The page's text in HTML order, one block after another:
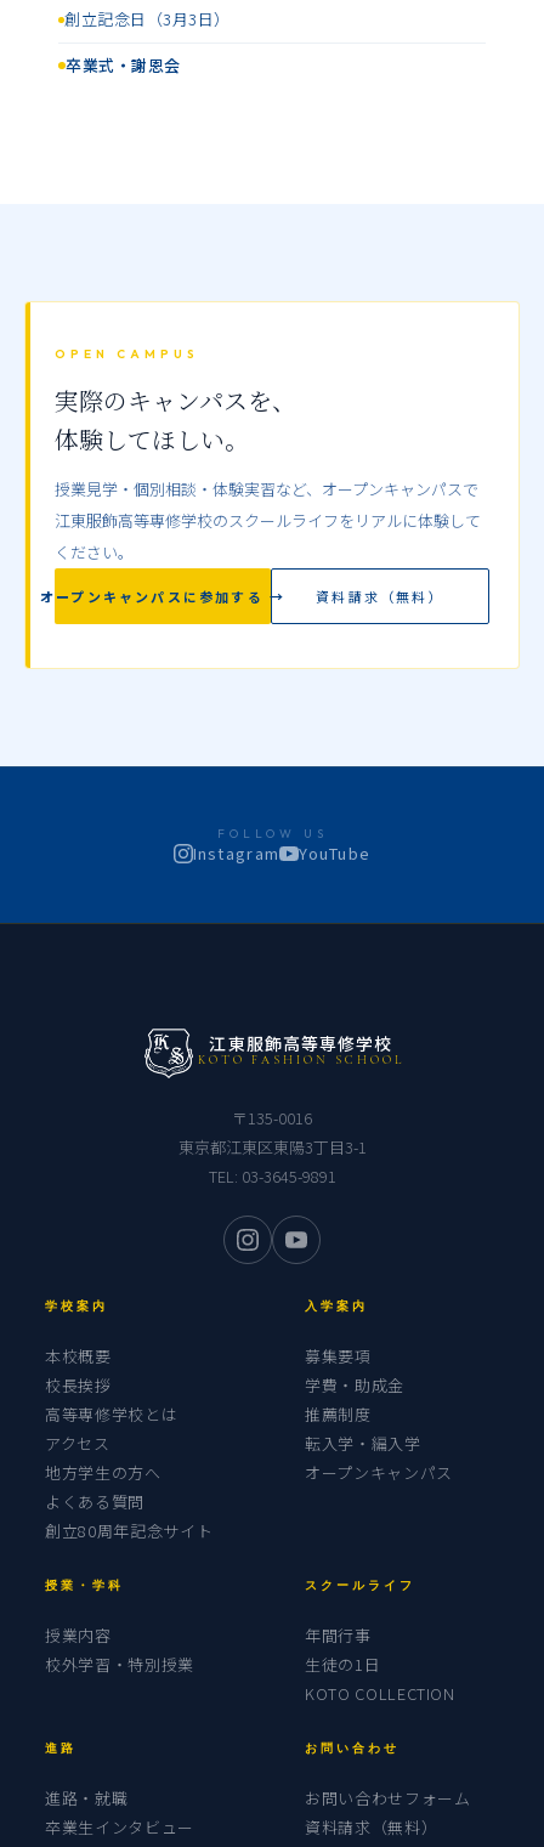
創立記念日（3月3日）
卒業式・謝恩会
OPEN CAMPUS
実際のキャンパスを、
体験してほしい。
授業見学・個別相談・体験実習など、オープンキャンパスで
江東服飾高等専修学校のスクールライフをリアルに体験して
ください。
オープンキャンパスに参加する → 資料請求（無料）
FOLLOW US
Instagram YouTube
江東服飾高等専修学校
KOTO FASHION SCHOOL
〒135-0016
東京都江東区東陽3丁目3-1
TEL: 03-3645-9891
学校案内
本校概要
校長挨拶
高等専修学校とは
アクセス
地方学生の方へ
よくある質問
創立80周年記念サイト
入学案内
募集要項
学費・助成金
推薦制度
転入学・編入学
オープンキャンパス
授業・学科
授業内容
校外学習・特別授業
スクールライフ
年間行事
生徒の1日
KOTO COLLECTION
進路
進路・就職
卒業生インタビュー
お問い合わせ
お問い合わせフォーム
資料請求（無料）